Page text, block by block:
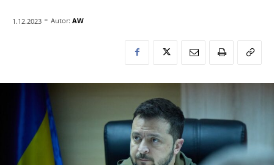
1.12.2023 - Autor: AW